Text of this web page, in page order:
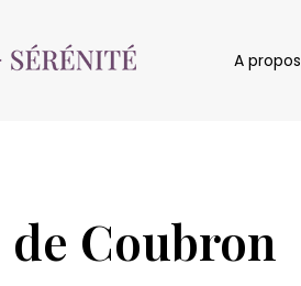
A propos
Coubron